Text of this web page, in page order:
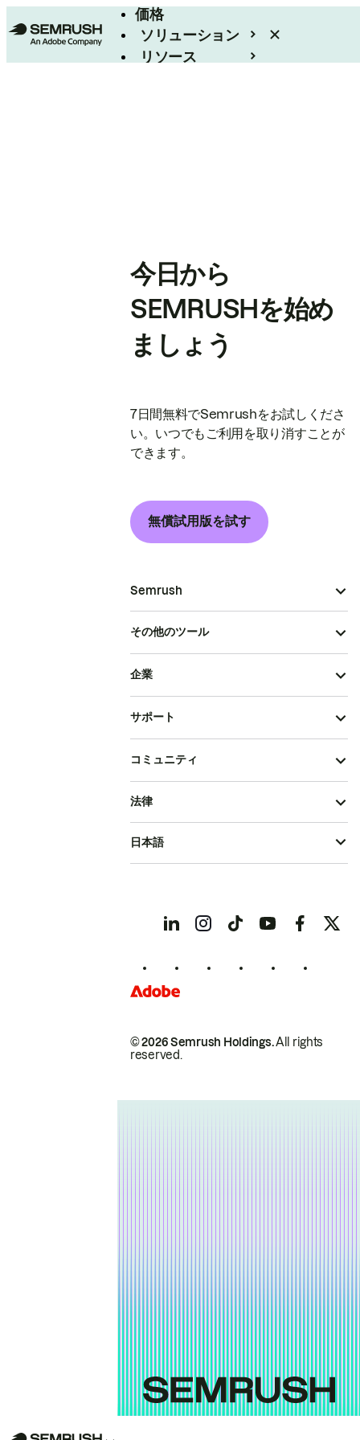
価格
ソリューション
リソース
今日から
SEMRUSHを始め
ましょう
7日間無料でSemrushをお試しくださ
い。いつでもご利用を取り消すことが
できます。
無償試用版を試す
Semrush
その他のツール
企業
サポート
コミュニティ
© 2026 Semrush Holdings.All rights
reserved.
法律
日本語